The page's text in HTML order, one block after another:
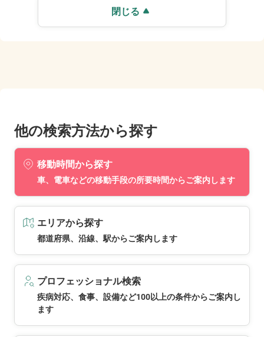
閉じる
他の検索方法から探す
移動時間から探す
車、電車などの移動手段の所要時間からご案内します
エリアから探す
都道府県、沿線、駅からご案内します
プロフェッショナル検索
疾病対応、食事、設備など100以上の条件からご案内し
ます